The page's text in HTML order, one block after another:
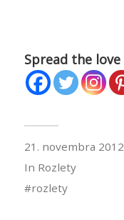
Spread the love
21. novembra 2012
In Rozlety
rozlety